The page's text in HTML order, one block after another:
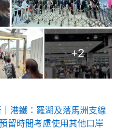
+2
港鐵：羅湖及落馬洲支線
留時間考慮使用其他口岸